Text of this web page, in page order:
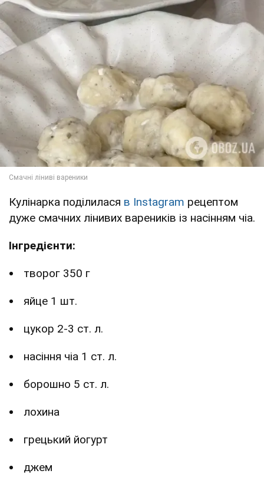
Кулінарка поділилася в Instagram рецептом
дуже смачних лінивих вареників із насінням чіа.
Інгредієнти:
творог 350 г
яйце 1 шт.
цукор 2-3 ст. л.
насіння чіа 1 ст. л.
борошно 5 ст. л.
лохина
грецький йогурт
джем